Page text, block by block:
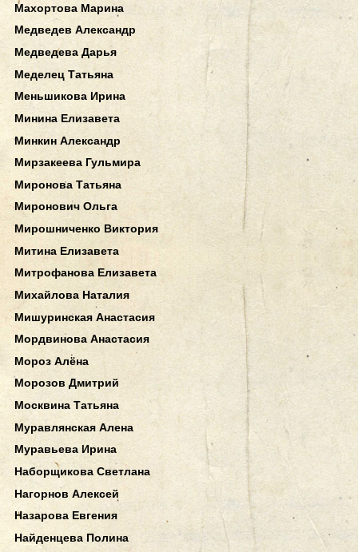
Махортова Марина
Медведев Александр
Медведева Дарья
Меделец Татьяна
Меньшикова Ирина
Минина Елизавета
Минкин Александр
Мирзакеева Гульмира
Миронова Татьяна
Миронович Ольга
Мирошниченко Виктория
Митина Елизавета
Митрофанова Елизавета
Михайлова Наталия
Мишуринская Анастасия
Мордвинова Анастасия
Мороз Алёна
Морозов Дмитрий
Москвина Татьяна
Муравлянская Алена
Муравьева Ирина
Наборщикова Светлана
Нагорнов Алексей
Назарова Евгения
Найденцева Полина